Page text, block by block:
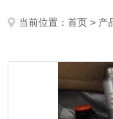
当前位置：首页 > 产